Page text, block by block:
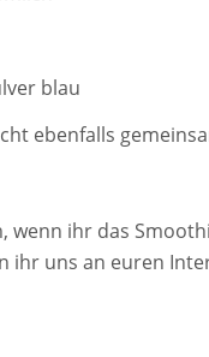
blau
ebenfalls
wenn ihr das
ihr uns an euren